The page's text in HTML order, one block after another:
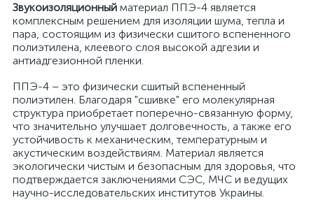
Звукоизоляционный материал ППЭ-4 является
комплексным решением для изоляции шума, тепла и
пара, состоящим из физически сшитого вспененного
полиэтилена, клеевого слоя высокой адгезии и
антиадгезионной пленки.
ППЭ-4 – это физически сшитый вспененный
полиэтилен. Благодаря "сшивке" его молекулярная
структура приобретает поперечно-связанную форму,
что значительно улучшает долговечность, а также его
устойчивость к механическим, температурным и
акустическим воздействиям. Материал является
экологически чистым и безопасным для здоровья, что
подтверждается заключениями СЭС, МЧС и ведущих
научно-исследовательских институтов Украины.